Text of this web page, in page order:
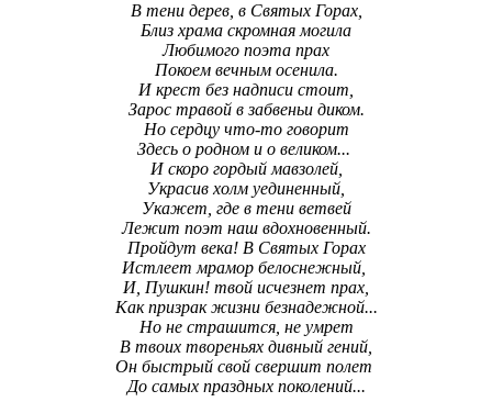
В тени дерев, в Святых Горах,
Близ храма скромная могила
Любимого поэта прах
Покоем вечным осенила.
И крест без надписи стоит,
Зарос травой взабвеньидиком.
Но сердцу что-то говорит
Здесь о родном и о великом...
И скоро гордый мавзолей,
Украсив холм уединенный,
Укажет, где в тени ветвей
Лежит поэт наш вдохновенный.
Пройдут века! В Святых Горах
Истлеет мрамор белоснежный,
И, Пушкин! твой исчезнет прах,
Как призрак жизни безнадежной...
Но не страшится, не умрет
В твоих твореньях дивный гений,
Он быстрый свой свершит полет
До самых праздных поколений...